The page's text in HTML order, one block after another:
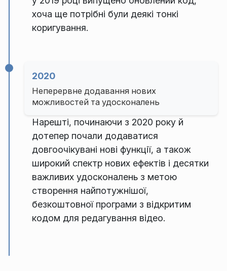
хоча ще потрібні були деякі тонкі
коригування.
2020
Неперервне додавання нових
можливостей та удосконалень
Нарешті, починаючи з 2020 року й
дотепер почали додаватися
довгоочікувані нові функції, а також
широкий спектр нових ефектів і десятки
важливих удосконалень з метою
створення найпотужнішої,
безкоштовної програми з відкритим
кодом для редагування відео.